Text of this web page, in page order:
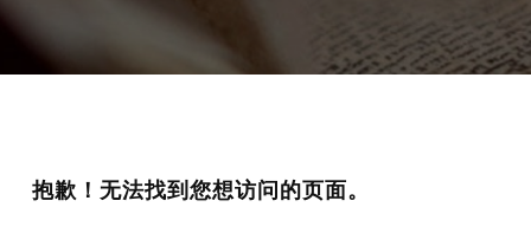
抱歉！无法找到您想访问的页面。